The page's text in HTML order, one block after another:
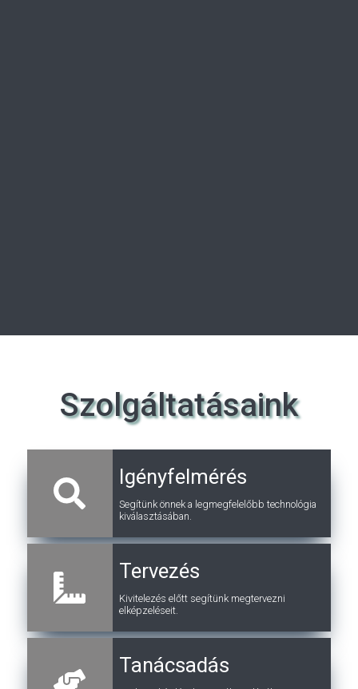
Szolgáltatásaink
Igényfelmérés
Segítünk önnek a legmegfelelőbb technológia
kiválasztásában.
Tervezés
Kivitelezés előtt segítünk megtervezni
elképzeléseit.
Tanácsadás